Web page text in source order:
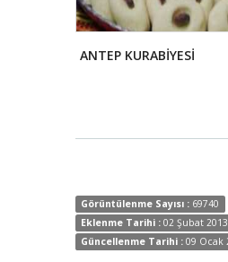
ANTEP KURABİYESİ
Görüntülenme Sayısı : 69740
Eklenme Tarihi : 02 Şubat
Güncellenme Tarihi : 09 Ocak